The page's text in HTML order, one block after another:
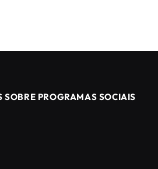
PROGRAMAS SOCIAIS